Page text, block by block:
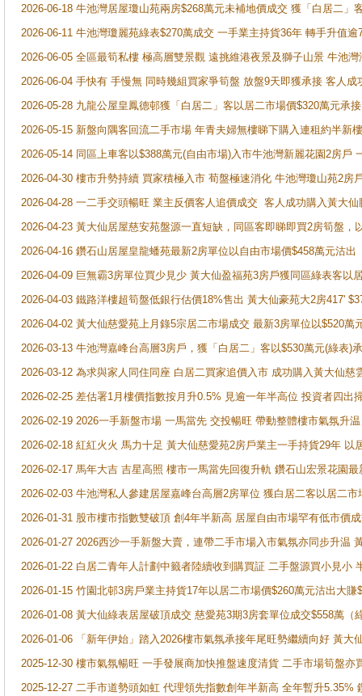
2026-06-18 牛池灣居屋瓊山苑兩房$268萬元未補地價成交 獲「白居二」
2026-06-11 牛池灣瓊麗苑綠表$270萬成交 一手業主持貨36年 轉手升值逾
2026-06-05 全區最筍私樓 極高層雙景觀 遠挑維港夜景及獅子山景 牛池
2026-06-04 手快有 手慢無 同時幾組買家爭筍盤 放盤9天即獲承接 客人
2026-05-28 九龍公屋皇鳳德邨獲「白居二」客以居二市場價$320萬元承接
2026-05-15 新盤向隅客回流二手市場 年青夫婦無樓睇下購入連租約半新
2026-05-14 同區上車客以$388萬元(自由市場)入市牛池灣新麗花園2房戶
2026-04-30 樓市升勢持續 買家積極入市 荀盤極速消化 牛池灣瓊山苑2房
2026-04-28 一二手交頭暢旺 業主反價客人追價成交 客人成功購入黃大
2026-04-23 黃大仙居屋慈安苑盤源一直短缺，同區客即睇即買2房筍盤，
2026-04-16 鑽石山居屋皇龍蟠苑最新2房單位以自由市場價$458萬元沽出
2026-04-09 巨無霸3房單位買少見少 黃大仙盈福苑3房戶獲同區綠表客以
2026-04-03 鐵路洋樓超筍盤低銀行估價18%售出 黃大仙豪苑大2房417'
2026-04-02 黃大仙慈愛苑上月錄5宗居二市場成交 最新3房單位以$520萬
2026-03-13 牛池灣嘉峰台高層3房戶，獲「白居二」客以$530萬元(綠表)
2026-03-12 為求與家人同住同座 白居二買家追價入市 成功購入黃大仙
2026-02-25 差估署1月樓價指數按月升0.5% 見逾一年半高位 投資者四
2026-02-19 2026一手新盤市場 一馬當先 交投暢旺 帶動整體樓市氣氛升
2026-02-18 紅紅火火 馬力十足 黃大仙慈愛苑2房戶業主一手持貨29年 以
2026-02-17 馬年大吉 吉星高照 樓市一馬當先回復升軌 鑽石山宏景花園
2026-02-03 牛池灣私人參建居屋嘉峰台高層2房單位 獲白居二客以居二市
2026-01-31 股市樓市指數雙破頂 創4年半新高 居屋自由市場罕有低市價
2026-01-27 2026西沙一手新盤大賣，連帶二手市場入市氣氛亦同步升温
2026-01-22 白居二青年人計劃中籤者陸續收到購買証 二手盤源買小見小
2026-01-15 竹園北邨3房戶業主持貨17年以居二市場價$260萬元沽出大賺
2026-01-08 黃大仙綠表居屋破頂成交 慈愛苑3期3房套單位成交$558萬（
2026-01-06 「新年伊始」踏入2026樓市氣氛承接年尾旺勢繼續向好 黃
2025-12-30 樓市氣氛暢旺 一手發展商加快推盤速度清貨 二手市場筍盤
2025-12-27 二手市道勢頭如虹 代理領先指數創年半新高 全年暫升5.35%